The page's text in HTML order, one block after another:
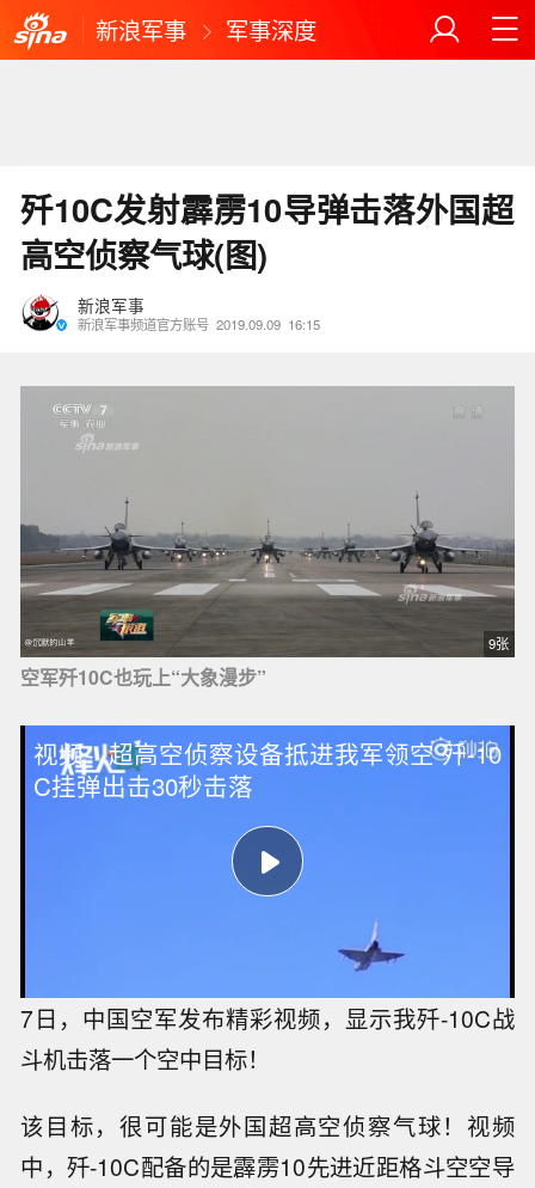
新浪军事 军事深度
歼10C发射霹雳10导弹击落外国超
高空侦察气球(图)
新浪军事
新浪军事频道官方账号 2019.09.09 16:15
9张
空军歼10C也玩上“大象漫步”
视频：超高空侦察设备抵进我军领空 歼-10
C挂弹出击30秒击落
7日，中国空军发布精彩视频，显示我歼-10C战
斗机击落一个空中目标！
该目标，很可能是外国超高空侦察气球！视频
中，歼-10C配备的是霹雳10先进近距格斗空空导